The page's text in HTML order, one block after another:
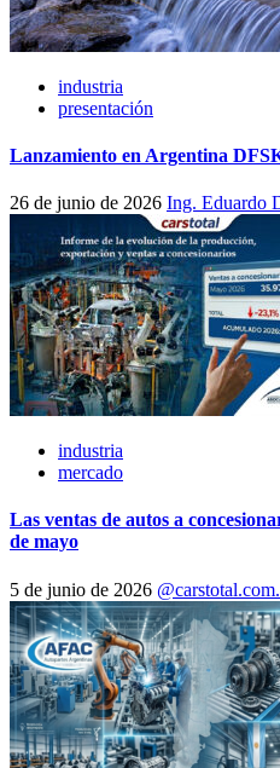
industria
presentación
Lanzamiento en Argentina
26 de junio de 2026 Ing. Eduardo
industria
mercado
Las ventas de autos a
de mayo
5 de junio de 2026